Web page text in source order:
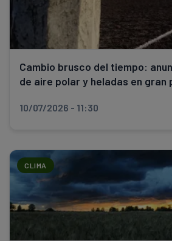
Cambio brusco del tiempo:
de aire polar y heladas en gran
10/07/2026 - 11:30
CLIMA